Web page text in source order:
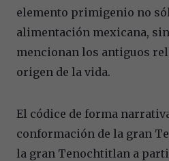
elemento primigenio no
alimentación mexicana,
mencionan los antiguos
origen de la vida.
El códice de forma
conformación de la gran
la gran Tenochtitlan a